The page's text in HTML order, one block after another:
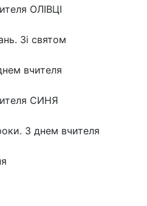
ОЛІВЦІ
Зі святом
вчителя
СИНЯ
З днем вчителя